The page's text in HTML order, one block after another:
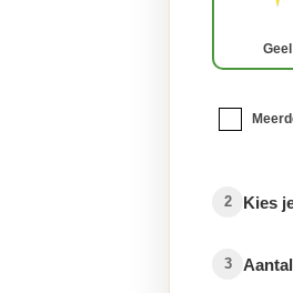
Geel
2 Kies
3